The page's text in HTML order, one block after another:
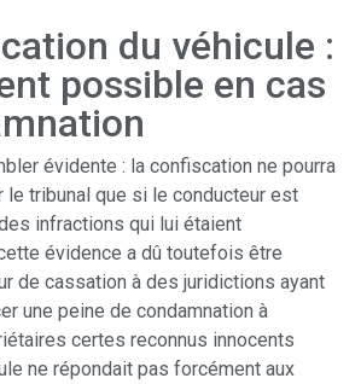
du véhicule :
possible en cas
évidente : la confiscation ne pourra
le tribunal que si le conducteur est
infractions qui lui étaient
évidence a dû toutefois être
de cassation à des juridictions ayant
une peine de condamnation à
certes reconnus innocents
ne répondait pas forcément aux